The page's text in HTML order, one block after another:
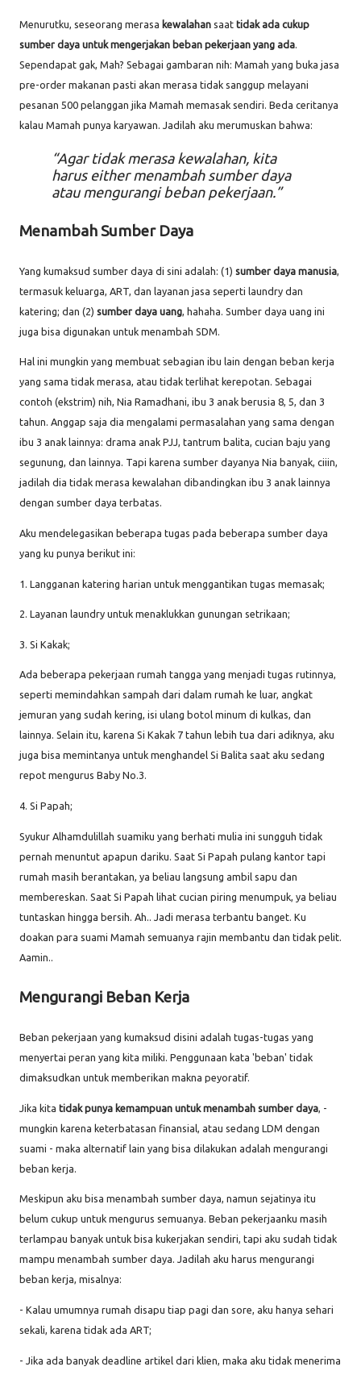
Menurutku, seseorang merasa kewalahan saat tidak ada cukup
sumber daya untuk mengerjakan beban pekerjaan yang ada.
Sependapat gak, Mah? Sebagai gambaran nih: Mamah yang buka jasa
pre-order makanan pasti akan merasa tidak sanggup melayani
pesanan 500 pelanggan jika Mamah memasak sendiri. Beda ceritanya
kalau Mamah punya karyawan. Jadilah aku merumuskan bahwa:
Agar tidak merasa kewalahan, kita
harus eithermenambah sumber daya
atau mengurangi beban pekerjaan.
Menambah Sumber Daya
Yang kumaksud sumber daya di sini adalah: (1) sumber daya manusia
termasuk keluarga, ART, dan layanan jasa seperti laundry dan
katering; dan (2) sumber daya uang , hahaha. Sumber daya uang ini
juga bisa digunakan untuk menambah SDM.
Hal ini mungkin yang membuat sebagian ibu lain dengan beban kerja
yang sama tidak merasa, atau tidak terlihat kerepotan. Sebagai
contoh (ekstrim) nih, Nia Ramadhani, ibu 3 anak berusia 8, 5, dan 3
tahun. Anggap saja dia mengalami permasalahan yang sama dengan
ibu 3 anak lainnya: drama anak PJJ, tantrum balita, cucian baju yang
segunung, dan lainnya. Tapi karena sumber dayanya Nia banyak, ciiin,
jadilah dia tidak merasa kewalahan dibandingkan ibu 3 anak lainnya
dengan sumber daya terbatas.
Aku mendelegasikan beberapa tugas pada beberapa sumber daya
yang ku punya berikut ini:
1. Langganan katering harian untuk menggantikan tugas memasak;
2. Layanan laundry untuk menaklukkan gunungan setrikaan;
3. Si Kakak;
Ada beberapa pekerjaan rumah tangga yang menjadi tugas rutinnya,
seperti memindahkan sampah dari dalam rumah ke luar, angkat
jemuran yang sudah kering, isi ulang botol minum di kulkas, dan
lainnya. Selain itu, karena Si Kakak 7 tahun lebih tua dari adiknya, aku
juga bisa memintanya untuk menghandel Si Balita saat aku sedang
repot mengurus Baby No.3.
4. Si Papah;
Syukur Alhamdulillah suamiku yang berhati mulia ini sungguh tidak
pernah menuntut apapun dariku. Saat Si Papah pulang kantor tapi
rumah masih berantakan, ya beliau langsung ambil sapu dan
membereskan. Saat Si Papah lihat cucian piring menumpuk, ya beliau
tuntaskan hingga bersih. Ah.. Jadi merasa terbantu banget. Ku
doakan para suami Mamah semuanya rajin membantu dan tidak pelit.
Aamin..
Mengurangi Beban Kerja
Beban pekerjaan yang kumaksud disini adalah tugas-tugas yang
menyertai peran yang kita miliki. Penggunaan kata 'beban' tidak
dimaksudkan untuk memberikan makna peyoratif.
Jika kita tidak punya kemampuan untuk menambah sumber daya, -
mungkin karena keterbatasan finansial, atau sedang LDM dengan
suami - maka alternatif lain yang bisa dilakukan adalah mengurangi
beban kerja.
Meskipun aku bisa menambah sumber daya, namun sejatinya itu
belum cukup untuk mengurus semuanya. Beban pekerjaanku masih
terlampau banyak untuk bisa kukerjakan sendiri, tapi aku sudah tidak
mampu menambah sumber daya. Jadilah aku harus mengurangi
beban kerja, misalnya:
- Kalau umumnya rumah disapu tiap pagi dan sore, aku hanya sehari
sekali, karena tidak ada ART;
- Jika ada banyak deadline artikel dari klien, maka aku tidak menerima